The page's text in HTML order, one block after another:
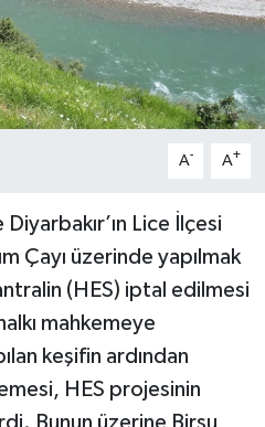
A- A+
Lice İlçesi
Çayı üzerinde yapılmak
(HES) iptal edilmesi
mahkemeye
keşifin ardından
HES projesinin
Bunun üzerine Birsu